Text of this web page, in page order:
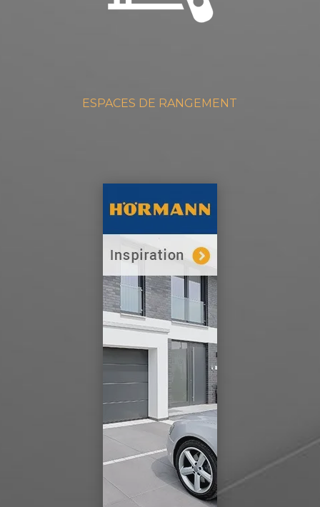
ESPACES DE RANGEMENT